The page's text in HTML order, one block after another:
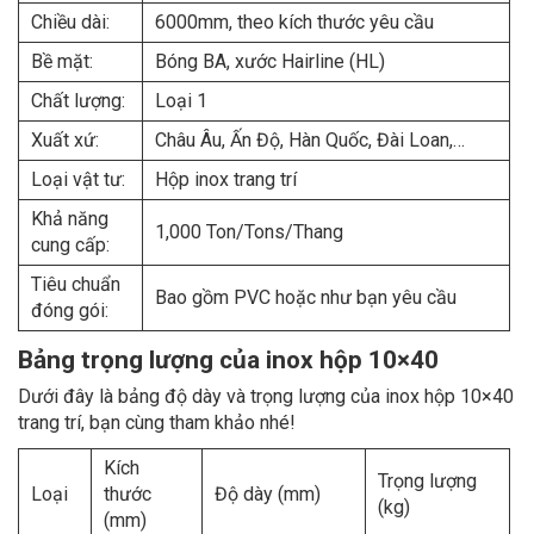
Chiều dài:
6000mm, theo kích thước yêu cầu
Bề mặt:
Bóng BA, xước Hairline (HL)
Chất lượng:
Loại 1
Xuất xứ:
Châu Âu, Ấn Độ, Hàn Quốc, Đài Loan,…
Loại vật tư:
Hộp inox trang trí
Khả năng
cung cấp:
1,000 Ton/Tons/Thang
Tiêu chuẩn
đóng gói:
Bao gồm PVC hoặc như bạn yêu cầu
Bảng trọng lượng của inox hộp 10×40
Dưới đây là bảng độ dày và trọng lượng của inox hộp 10×40
trang trí, bạn cùng tham khảo nhé!
Loại
Kích
thước
(mm)
Độ dày (mm)
Trọng lượng
(kg)